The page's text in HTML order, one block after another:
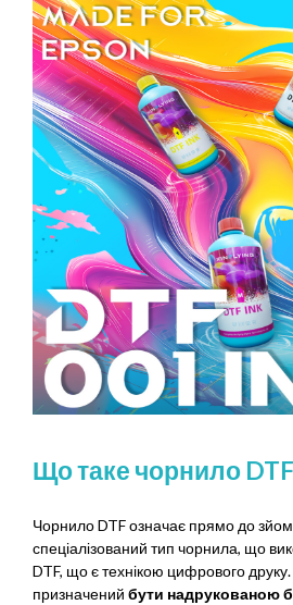
Що таке чорнило
Чорнило DTF означає прямо до
спеціалізований тип чорнила, що
DTF, що є технікою цифрового
призначений бути надрукованою